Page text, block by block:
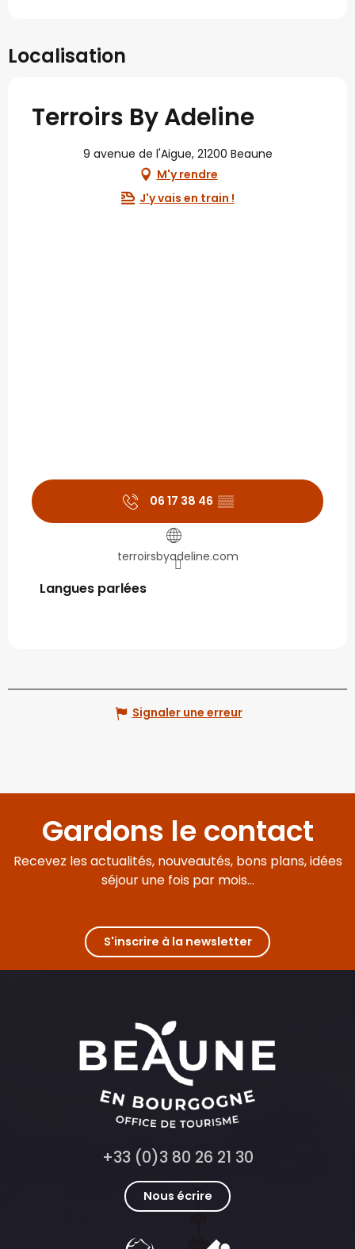
Localisation
Terroirs By Adeline
9 avenue de l'Aigue, 21200 Beaune
M'y rendre
J'y vais en train !
06 17 38 46 ▒▒
terroirsbyadeline.com
Langues parlées
Langues parlées
Signaler une erreur
Gardons le contact
Recevez les actualités, nouveautés, bons plans, idées
séjour une fois par mois...
S'inscrire à la newsletter
+33 (0)3 80 26 21 30
Nous écrire